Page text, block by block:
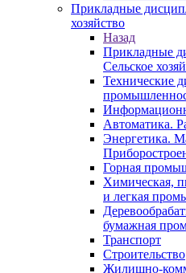
Прикладные
хозяйство
Назад
Прикладные
Сельское
Технические
Автоматика.
Энергетика.
Горная
Химическая,
и легкая
бумажная
Транспорт
Строительство
Жилищно-